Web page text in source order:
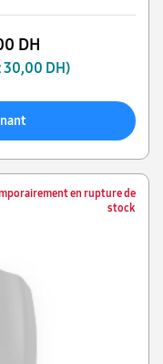
DH
30,00 DH)
en rupture de
stock